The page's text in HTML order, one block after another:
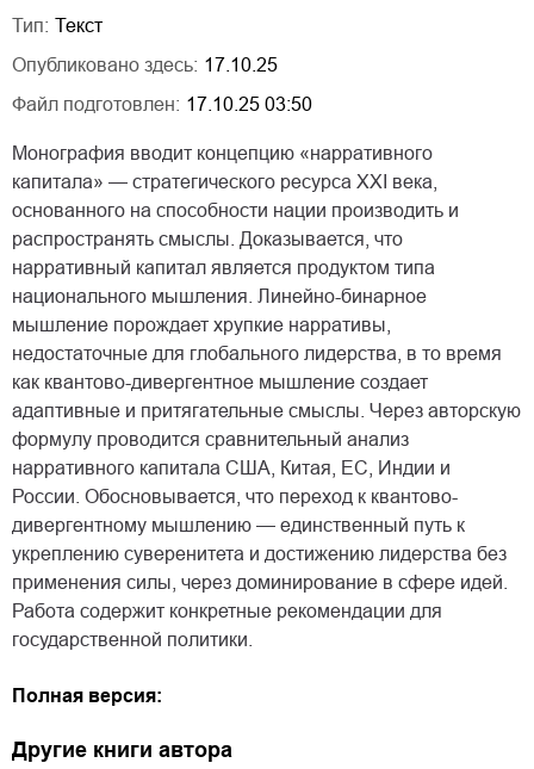
Тип: Текст
Опубликовано здесь: 17.10.25
Файл подготовлен: 17.10.25 03:50
Монография вводит концепцию «нарративного
капитала» — стратегического ресурса XXI века,
основанного на способности нации производить и
распространять смыслы. Доказывается, что
нарративный капитал является продуктом типа
национального мышления. Линейно-бинарное
мышление порождает хрупкие нарративы,
недостаточные для глобального лидерства, в то время
как квантово-дивергентное мышление создает
адаптивные и притягательные смыслы. Через авторскую
формулу проводится сравнительный анализ
нарративного капитала США, Китая, ЕС, Индии и
России. Обосновывается, что переход к квантово-
дивергентному мышлению — единственный путь к
укреплению суверенитета и достижению лидерства без
применения силы, через доминирование в сфере идей.
Работа содержит конкретные рекомендации для
государственной политики.
Полная версия:
Другие книги автора